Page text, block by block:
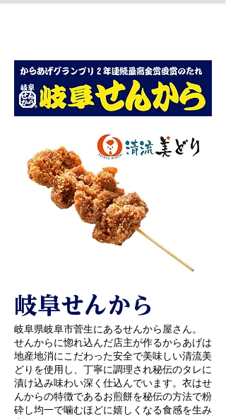
岐阜せんから
岐阜県岐阜市菅生にあるせんから屋さん。
​せんからに惚れ込んだ店主が作るからあげは
地産地消にこだわった安全で美味しい清流美
どりを使用し、丁寧に調理され秘伝のタレに
漬け込み味わい深く仕込んでいます。衣はせ
んからの特徴であるお煎餅を秘伝の方法で粉
砕し均一で噛むほどに嬉しくなる食感を生み